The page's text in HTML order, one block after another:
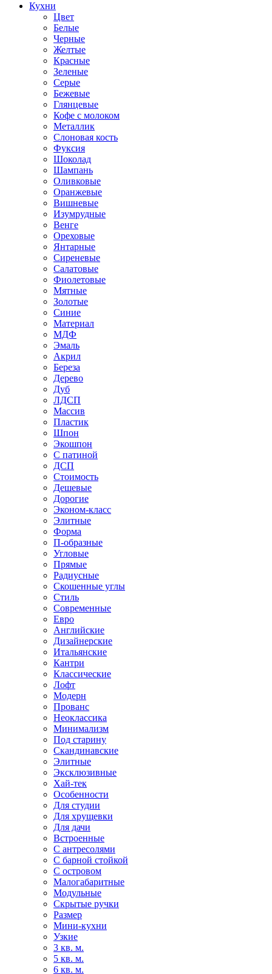
Кухни
Цвет
Белые
Черные
Желтые
Красные
Зеленые
Серые
Бежевые
Глянцевые
Кофе с молоком
Металлик
Слоновая кость
Фуксия
Шоколад
Шампань
Оливковые
Оранжевые
Вишневые
Изумрудные
Венге
Ореховые
Янтарные
Сиреневые
Салатовые
Фиолетовые
Мятные
Золотые
Синие
Материал
МДФ
Эмаль
Акрил
Береза
Дерево
Дуб
ЛДСП
Массив
Пластик
Шпон
Экошпон
С патиной
ДСП
Стоимость
Дешевые
Дорогие
Эконом-класс
Элитные
Форма
П-образные
Угловые
Прямые
Радиусные
Скошенные углы
Стиль
Современные
Евро
Английские
Дизайнерские
Итальянские
Кантри
Классические
Лофт
Модерн
Прованс
Неоклассика
Минимализм
Под старину
Скандинавские
Элитные
Эксклюзивные
Хай-тек
Особенности
Для студии
Для хрущевки
Для дачи
Встроенные
С антресолями
С барной стойкой
С островом
Малогабаритные
Модульные
Скрытые ручки
Размер
Мини-кухни
Узкие
3 кв. м.
5 кв. м.
6 кв. м.